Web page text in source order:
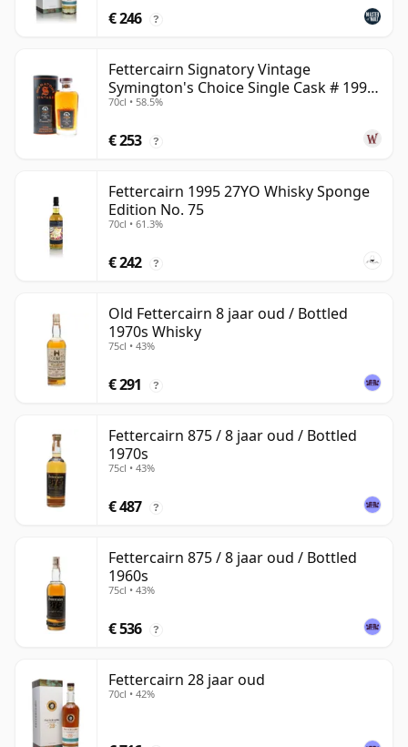
€ 246 ?
Fettercairn Signatory Vintage
Symington's Choice Single Cask # 1995
30 jaar oud
70cl • 58.5%
€ 253 ?
Fettercairn 1995 27YO Whisky Sponge
Edition No. 75
70cl • 61.3%
€ 242 ?
Old Fettercairn 8 jaar oud / Bottled
1970s Whisky
75cl • 43%
€ 291 ?
Fettercairn 875 / 8 jaar oud / Bottled
1970s
75cl • 43%
€ 487 ?
Fettercairn 875 / 8 jaar oud / Bottled
1960s
75cl • 43%
€ 536 ?
Fettercairn 28 jaar oud
70cl • 42%